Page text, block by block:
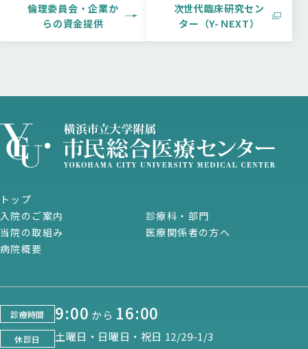
倫理委員会・企業か
らの資金提供
次世代臨床研究セン
ター（Y-ＮEXT）
トップ
入院のご案内
診療科・部門
当院の取組み
医療関係者の方へ
病院概要
診療時間 9:00 から 16:00
休診日 土曜日・日曜日・祝日 12/29-1/3